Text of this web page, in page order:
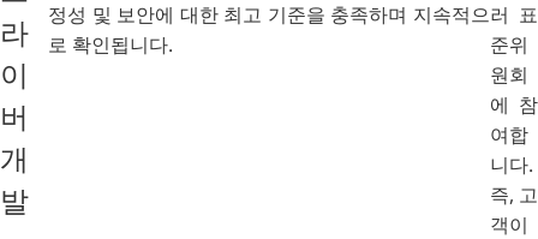
라
이
버
개
발
정성 및 보안에 대한 최고 기준을 충족하며 지속적으
로 확인됩니다.
러 표
준위
원회
에 참
여합
니다.
즉, 고
객이